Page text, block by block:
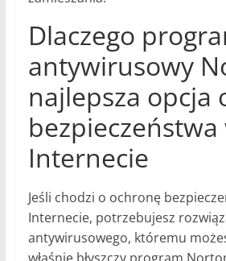
Dlaczego
antywirusowy
najlepsza opcja
bezpieczeństwa
Internecie
Jeśli chodzi o ochronę
Internecie, potrzebujesz
antywirusowego, któremu